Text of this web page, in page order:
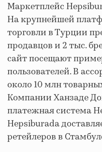
Маркетплейс
На крупнейшей
торговли в Турции
продавцов и 2 тыс.
сайт посещают
пользователей. В
около 10 млн
Компании Ханзаде
платежная система
Hepsiburada
ретейлеров в